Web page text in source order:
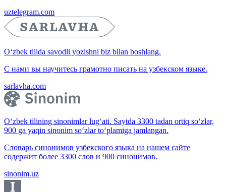
uztelegram.com
O‘zbek tilida savodli yozishni biz bilan boshlang.
С нами вы научитесь грамотно писать на узбекском языке.
sarlavha.com
O‘zbek tilining sinonimlar lug‘ati. Saytda 3300 tadan ortiq so‘zlar,
900 ga yaqin sinonim so‘zlar to‘plamiga jamlangan.
Словарь синонимов узбекского языка на нашем сайте
содержит более 3300 слов и 900 синонимов.
sinonim.uz